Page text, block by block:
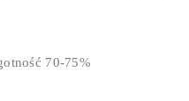
70-75%